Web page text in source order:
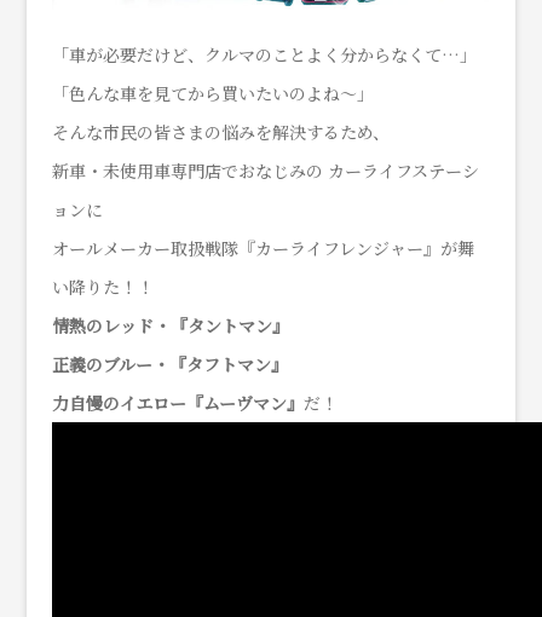
「車が必要だけど、クルマのことよく分からなくて…」
「色んな車を見てから買いたいのよね～」
そんな市民の皆さまの悩みを解決するため、
新車・未使用車専門店でおなじみの カーライフステーシ
ョンに
オールメーカー取扱戦隊『カーライフレンジャー』が舞
い降りた！！
情熱のレッド・『タントマン』
正義のブルー・『タフトマン』
力自慢のイエロー『ムーヴマン』 だ！